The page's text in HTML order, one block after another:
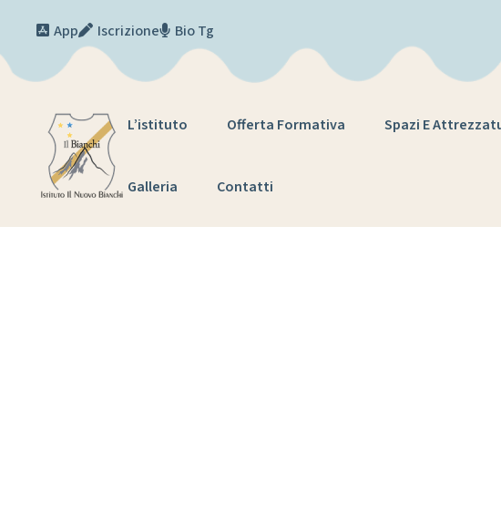
App
Iscrizione Bio Tg
L’istituto Offerta Formativa Spazi E
Galleria Contatti